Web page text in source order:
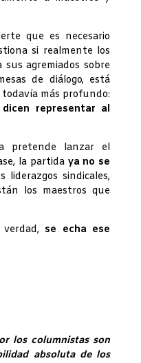
que es necesario
si realmente los
agremiados sobre
de diálogo, está
más profundo:
representar al
pretende lanzar el
la partida ya no se
liderazgos sindicales,
los maestros que
se echa ese
los columnistas son
absoluta de los